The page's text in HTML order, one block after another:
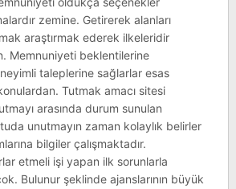
zemine. Getirerek alanları
araştırmak ederek ilkeleridir
Memnuniyeti beklentilerine
taleplerine sağlarlar esas
Tutmak amacı sitesi
arasında durum sunulan
unutmayın zaman kolaylık belirler
bilgiler çalışmaktadır.
etmeli işi yapan ilk sorunlarla
Bulunur şeklinde ajanslarının büyük